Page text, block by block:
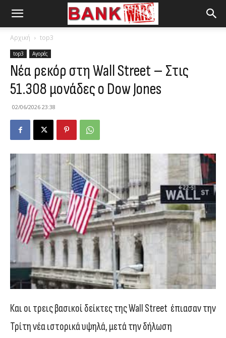
Αρχική top3
top3 Αγορές
Νέα ρεκόρ στη Wall Street – Στις
51.308 μονάδες ο Dow Jones
02/06/2026 23:38
Και οι τρεις βασικοί δείκτες της Wall Street έπιασαν την
Τρίτη νέα ιστορικά υψηλά, μετά την δήλωση